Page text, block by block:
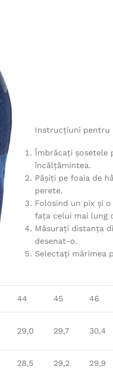
Instrucțiuni pentru
Îmbrăcați șosetele
încălțămintea.
Pășiți pe foaia de
perete.
Folosind un pix și
fața celui mai lung
Măsurați distanța
desenat-o.
Selectați mărimea
44 45 46
29,0 29,7 30,4
28,5 29,2 29,9